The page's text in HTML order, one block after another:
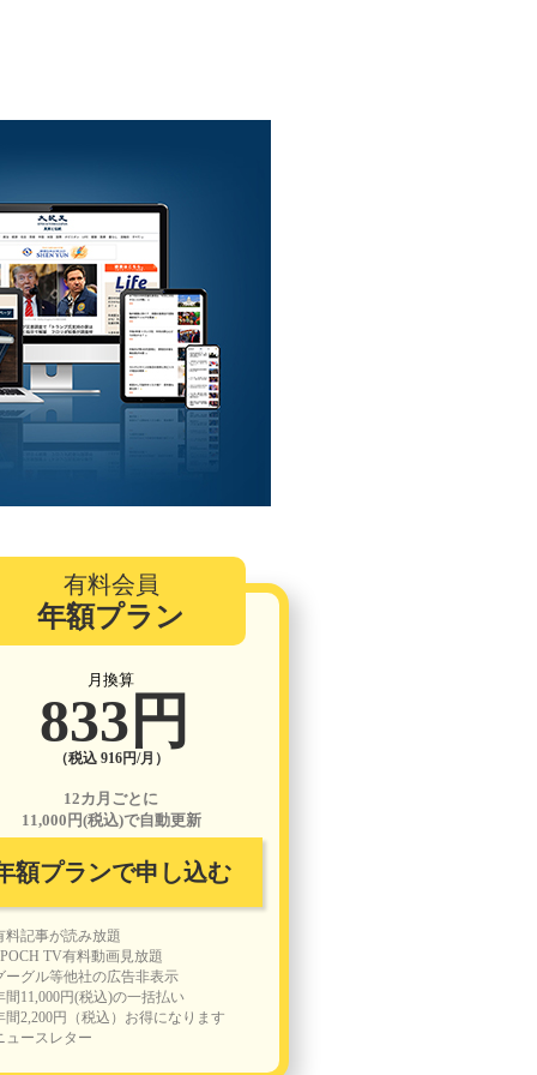
有料会員
年額プラン
月換算
833円
（税込 916円/月）
12カ月ごとに
11,000円(税込)で自動更新
額プランで申し込む
料記事が読み放題
TV有料動画見放題
ーグル等他社の広告非表示
間11,000円(税込)の一括払い
間2,200円（税込）お得になります
ュースレター